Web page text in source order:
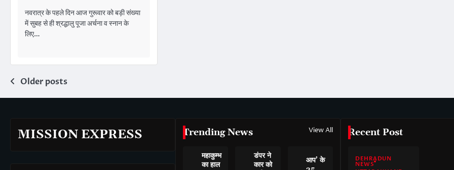
नवरात्र के पहले दिन आज गुरूवार को बड़ी संख्या
में सुबह से ही श्रद्धालु पूजा अर्चना व स्नान के
लिए…
Posts
navigation
Older posts
MISSION EXPRESS Trending News View All
महाकुम्भ
का हाल
डंपर ने
कार को
आप’ के
Recent Post
DEHRADUN
NEWS